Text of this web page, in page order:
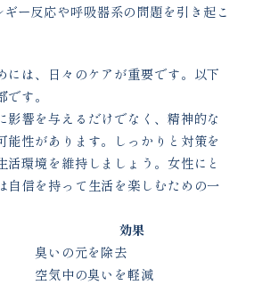
ー反応や呼吸器系の問題を引き起こ
には、日々のケアが重要です。以下
す。
影響を与えるだけでなく、精神的な
能性があります。しっかりと対策を
活環境を維持しましょう。女性にと
自信を持って生活を楽しむための一
効果
臭いの元を除去
空気中の臭いを軽減